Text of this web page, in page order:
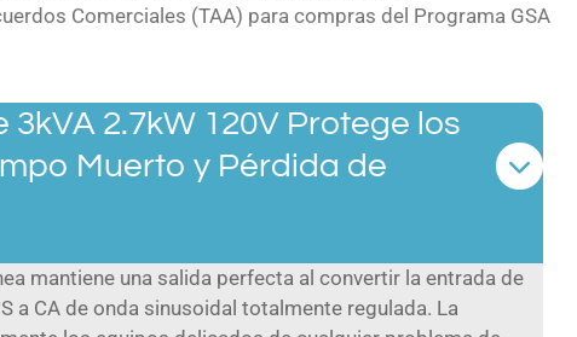
Comerciales (TAA) para compras del Programa GSA
2.7kW 120V Protege los
Muerto y Pérdida de
mantiene una salida perfecta al convertir la entrada de
a CA de onda sinusoidal totalmente regulada. La